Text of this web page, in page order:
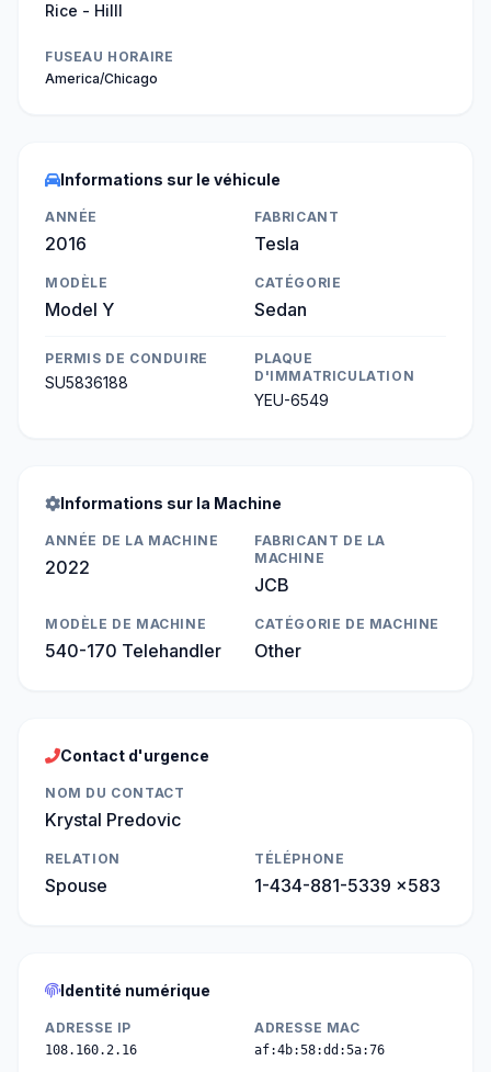
Rice - Hilll
FUSEAU HORAIRE
America/Chicago
Informations sur le véhicule
ANNÉE
2016
FABRICANT
Tesla
MODÈLE
Model Y
CATÉGORIE
Sedan
PERMIS DE CONDUIRE
SU5836188
PLAQUE
D'IMMATRICULATION
YEU-6549
Informations sur la Machine
ANNÉE DE LA MACHINE
2022
FABRICANT DE LA
MACHINE
JCB
MODÈLE DE MACHINE
540-170 Telehandler
CATÉGORIE DE MACHINE
Other
Contact d'urgence
NOM DU CONTACT
Krystal Predovic
RELATION
Spouse
TÉLÉPHONE
1-434-881-5339 x583
Identité numérique
ADRESSE IP
108.160.2.16
ADRESSE MAC
af:4b:58:dd:5a:76